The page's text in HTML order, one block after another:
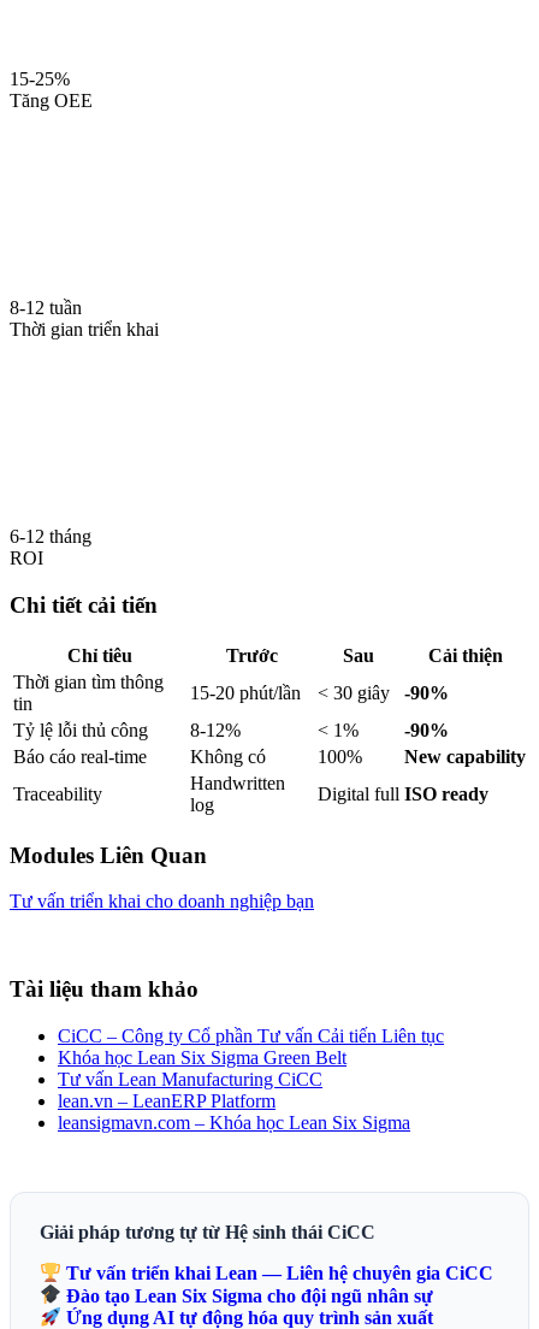
15-25%
Tăng OEE
8-12 tuần
Thời gian triển khai
6-12 tháng
ROI
Chi tiết cải tiến
Chỉ tiêu Trước Sau
Cải thiện
Thời gian tìm thông
tin
15-20 phút/lần < 30 giây
-90%
Tỷ lệ lỗi thủ công
8-12% < 1%
-90%
Báo cáo real-time
Không có 100%
New capability
Traceability
Handwritten
log
Digital full ISO ready
Modules Liên Quan
Tư vấn triển khai cho doanh nghiệp bạn
Tài liệu tham khảo
CiCC – Công ty Cổ phần Tư vấn Cải tiến Liên tục
Khóa học Lean Six Sigma Green Belt
Tư vấn Lean Manufacturing CiCC
lean.vn – LeanERP Platform
leansigmavn.com – Khóa học Lean Six Sigma
Giải pháp tương tự từ Hệ sinh thái CiCC
Tư vấn triển khai Lean — Liên hệ chuyên gia CiCC
Đào tạo Lean Six Sigma cho đội ngũ nhân sự
Ứng dụng AI tự động hóa quy trình sản xuất